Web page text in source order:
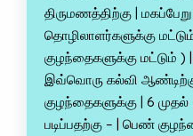
திருமணத்திற்கு |
தொழிலாளர்களுக்கு
குழந்தைகளுக்கு மட்டும்
இவ்வொரு கல்வி
குழந்தைகளுக்கு | 6 முதல்
படிப்பதற்கு – | பெண்